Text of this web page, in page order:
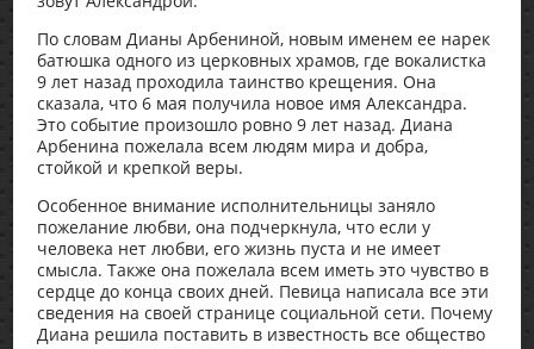
По словам Дианы Арбениной, новым именем ее нарек
батюшка одного из церковных храмов, где вокалистка
9 лет назад проходила таинство крещения. Она
сказала, что 6 мая получила новое имя Александра.
Это событие произошло ровно 9 лет назад. Диана
Арбенина пожелала всем людям мира и добра,
стойкой и крепкой веры.
Особенное внимание исполнительницы заняло
пожелание любви, она подчеркнула, что если у
человека нет любви, его жизнь пуста и не имеет
смысла. Также она пожелала всем иметь это чувство в
сердце до конца своих дней. Певица написала все эти
сведения на своей странице социальной сети. Почему
Диана решила поставить в известность все общество